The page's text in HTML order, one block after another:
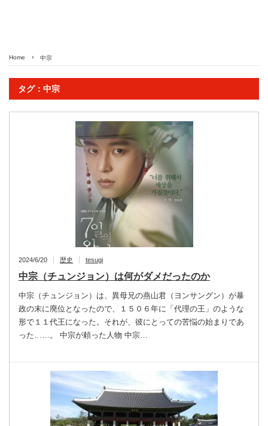
Home 中宗
タグ：中宗
2024/6/20 歴史 tesugi
中宗（チュンジョン）は何がダメだったのか
中宗（チュンジョン）は、異母兄の燕山君（ヨンサングン）が暴
政の末に廃位となったので、１５０６年に「代理の王」のような
形で１１代王になった。それが、彼にとっての苦悩の始まりであ
った……。 中宗が頼った人物 中宗…